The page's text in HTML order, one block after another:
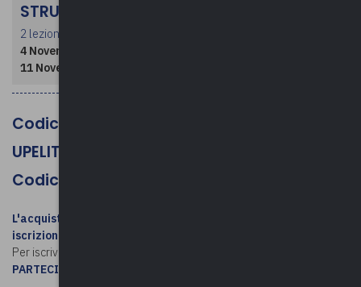
STRUTTURA CORSO
2 lezioni per un totale di 8 ore
4 Novembre 2025
11 Novembre 2025
Codice MEPA enti non associati:
UPELITALIA-154/2025
Codice MEPA enti associati: FS-154/2025
L'acquisto su MEPA / l'invio della determina NON costituiscono
iscrizione al corso
Per iscriversi, consultare le
PARTECIPAZIONE